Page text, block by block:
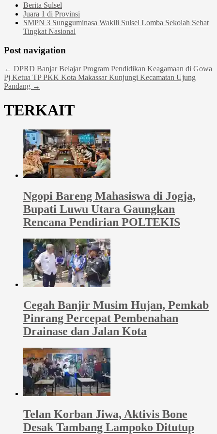
Berita Sulsel
Juara 1 di Provinsi
SMPN 3 Sungguminasa Wakili Sulsel Lomba Sekolah Sehat
Tingkat Nasional
Post navigation
← DPRD Banjar Belajar Program Pendidikan Keagamaan di Gowa
Pj Ketua TP PKK Kota Makassar Kunjungi Kecamatan Ujung
Pandang →
TERKAIT
Ngopi Bareng Mahasiswa di Jogja,
Bupati Luwu Utara Gaungkan
Rencana Pendirian POLTEKIS
Cegah Banjir Musim Hujan, Pemkab
Pinrang Percepat Pembenahan
Drainase dan Jalan Kota
Telan Korban Jiwa, Aktivis Bone
Desak Tambang Lampoko Ditutup